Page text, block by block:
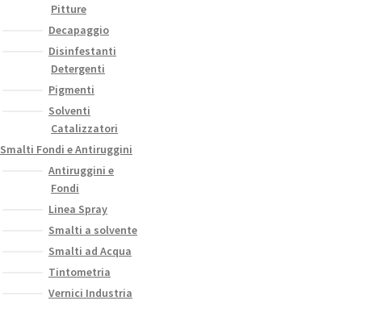
Pitture
Decapaggio
Disinfestanti
Detergenti
Pigmenti
Solventi
Catalizzatori
Smalti Fondi e Antiruggini
Antiruggini e
Fondi
Linea Spray
Smalti a solvente
Smalti ad Acqua
Tintometria
Vernici Industria